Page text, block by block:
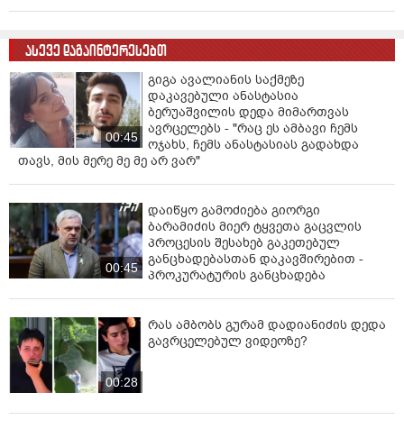
ეროვნულობაზე და ტრადიციებზეა საუბარი, ამ
ქართველი ყოველთვის ამ პოზიციაზე იყო", -
განაცხადა მამუკა მდინარაძემ.
ასევე დაგაინტერესებთ
00:45
გიგა ავალიანის საქმეზე
დაკავებული ანასტასია
ბერუაშვილის დედა მიმართვას
ავრცელებს - "რაც ეს ამბავი ჩემს
ოჯახს, ჩემს ანასტასიას გადახდა
თავს, მის მერე მე მე არ ვარ"
00:45
დაიწყო გამოძიება გიორგი
ბარამიძის მიერ ტყვეთა გაცვლის
პროცესის შესახებ გაკეთებულ
განცხადებასთან დაკავშირებით -
პროკურატურის განცხადება
00:28
რას ამბობს გურამ დადიანიძის დედა
გავრცელებულ ვიდეოზე?